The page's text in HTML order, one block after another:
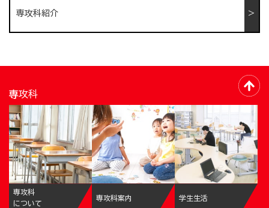
専攻科紹介
専攻科
専攻科
について
専攻科案内 学生生活